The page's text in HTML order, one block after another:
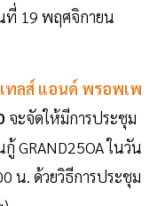
ที่ 19 พฤศจิกายน
ทลส์ แอนด์ พรอพเพ
จะจัดให้มีการประชุม
GRAND25OA ในวัน
น. ด้วยวิธีการประชุม